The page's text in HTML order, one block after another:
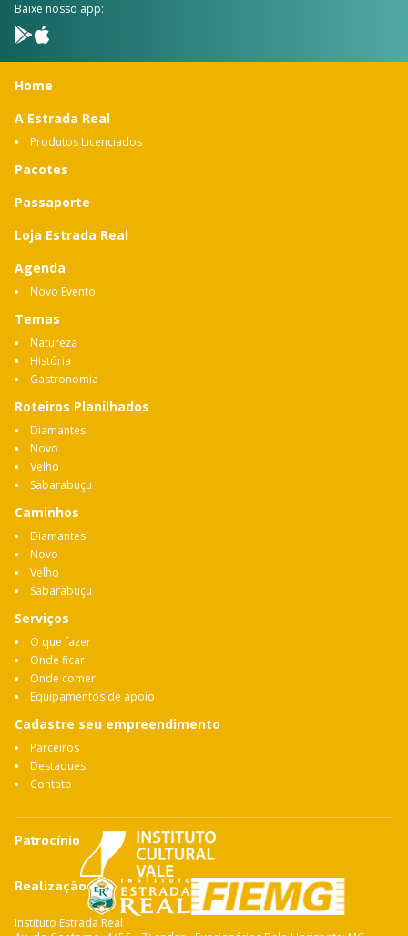
Baixe nosso app:
Home
A Estrada Real
Produtos Licenciados
Pacotes
Passaporte
Loja Estrada Real
Agenda
Novo Evento
Temas
Natureza
História
Gastronomia
Roteiros Planilhados
Diamantes
Novo
Velho
Sabarabuçu
Caminhos
Diamantes
Novo
Velho
Sabarabuçu
Serviços
O que fazer
Onde ficar
Onde comer
Equipamentos de apoio
Cadastre seu empreendimento
Parceiros
Destaques
Contato
Patrocínio
Realização
Instituto Estrada Real